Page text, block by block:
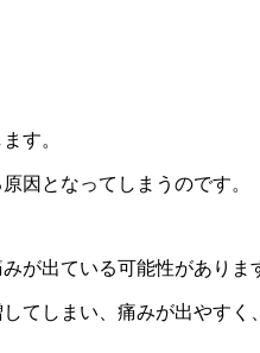
す。
因となってしまうのです。
が出ている可能性がありま
しまい、痛みが出やすく